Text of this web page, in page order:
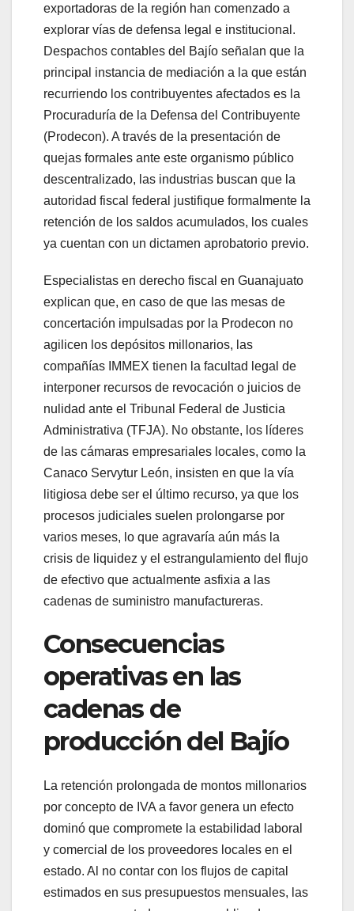
exportadoras de la región han comenzado a
explorar vías de defensa legal e institucional.
Despachos contables del Bajío señalan que la
principal instancia de mediación a la que están
recurriendo los contribuyentes afectados es la
Procuraduría de la Defensa del Contribuyente
(Prodecon). A través de la presentación de
quejas formales ante este organismo público
descentralizado, las industrias buscan que la
autoridad fiscal federal justifique formalmente la
retención de los saldos acumulados, los cuales
ya cuentan con un dictamen aprobatorio previo.
Especialistas en derecho fiscal en Guanajuato
explican que, en caso de que las mesas de
concertación impulsadas por la Prodecon no
agilicen los depósitos millonarios, las
compañías IMMEX tienen la facultad legal de
interponer recursos de revocación o juicios de
nulidad ante el Tribunal Federal de Justicia
Administrativa (TFJA). No obstante, los líderes
de las cámaras empresariales locales, como la
Canaco Servytur León, insisten en que la vía
litigiosa debe ser el último recurso, ya que los
procesos judiciales suelen prolongarse por
varios meses, lo que agravaría aún más la
crisis de liquidez y el estrangulamiento del flujo
de efectivo que actualmente asfixia a las
cadenas de suministro manufactureras.
Consecuencias
operativas en las
cadenas de
producción del Bajío
La retención prolongada de montos millonarios
por concepto de IVA a favor genera un efecto
dominó que compromete la estabilidad laboral
y comercial de los proveedores locales en el
estado. Al no contar con los flujos de capital
estimados en sus presupuestos mensuales, las